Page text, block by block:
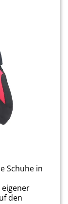
Schuhe in
den